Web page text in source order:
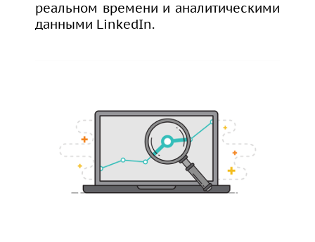
реальном времени и аналитическими
данными LinkedIn.